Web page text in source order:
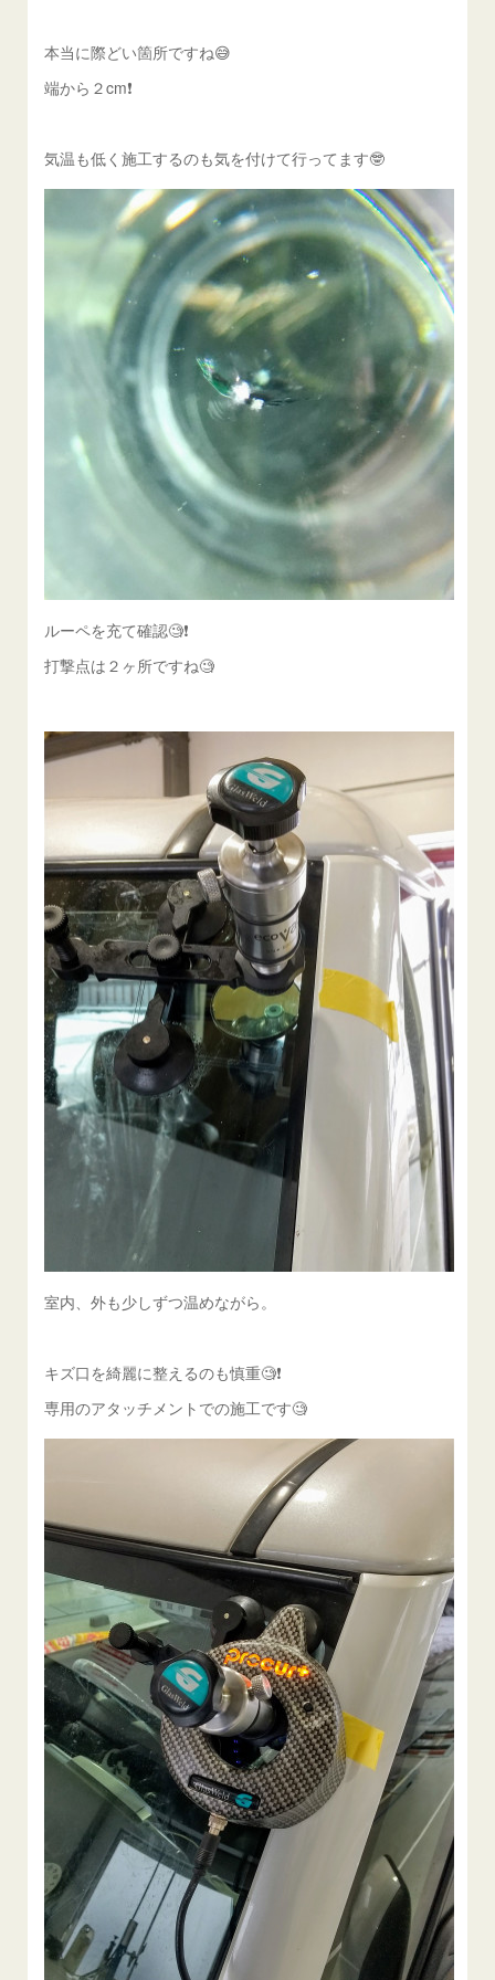
本当に際どい箇所ですね😅
端から２cm❗️
気温も低く施工するのも気を付けて行ってます🤓
ルーペを充て確認🧐❗️
打撃点は２ヶ所ですね🧐
室内、外も少しずつ温めながら。
キズ口を綺麗に整えるのも慎重🧐❗️
専用のアタッチメントでの施工です🧐